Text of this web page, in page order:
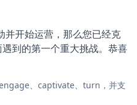
开始运营，那么您已经克
到的第一个重大挑战。恭喜
、captivate、turn，并支